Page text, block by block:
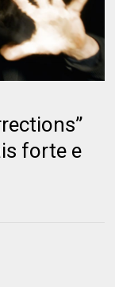
forte e